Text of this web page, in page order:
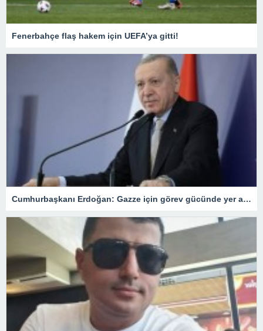
Fenerbahçe flaş hakem için UEFA’ya gitti!
Cumhurbaşkanı Erdoğan: Gazze için görev gücünde yer alacağız.